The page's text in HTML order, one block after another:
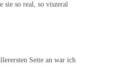
sie so real, so viszeral
Seite an war ich